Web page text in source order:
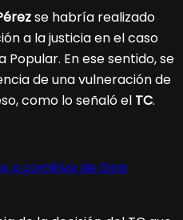
se habría realizado
a la justicia en el caso
En ese sentido, se
de una vulneración de
como lo señaló el TC.
a comitiva de Dina